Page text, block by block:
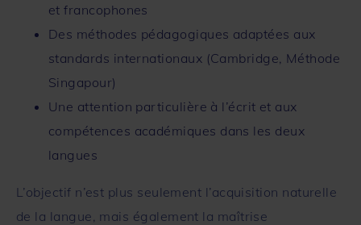
et francophones
Des méthodes pédagogiques adaptées aux
standards internationaux (Cambridge, Méthode
Singapour)
Une attention particulière à l’écrit et aux
compétences académiques dans les deux
langues
L’objectif n’est plus seulement l’acquisition naturelle
de la langue, mais également la maîtrise